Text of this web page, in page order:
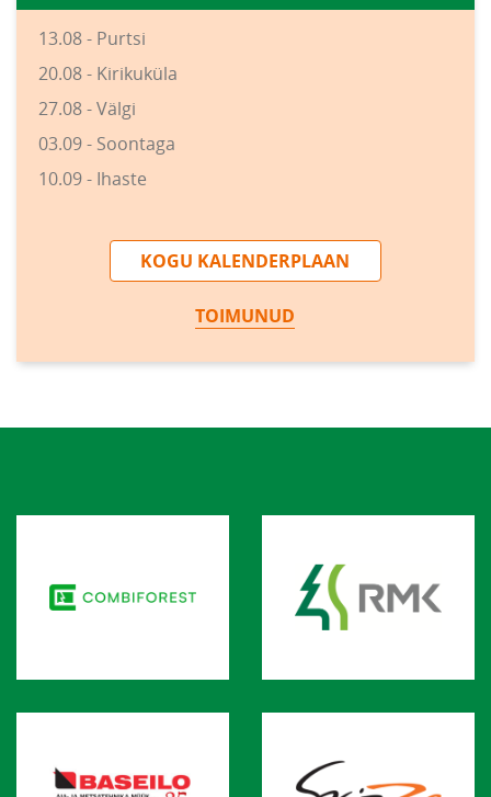
13.08 - Purtsi
20.08 - Kirikuküla
27.08 - Välgi
03.09 - Soontaga
10.09 - Ihaste
KOGU KALENDERPLAAN
TOIMUNUD